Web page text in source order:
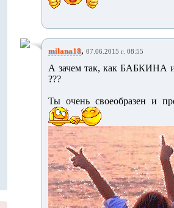
milana18, 07.06.2015 г. 08:55
А зачем так, как БАБКИНА
???
Ты очень своеобразен